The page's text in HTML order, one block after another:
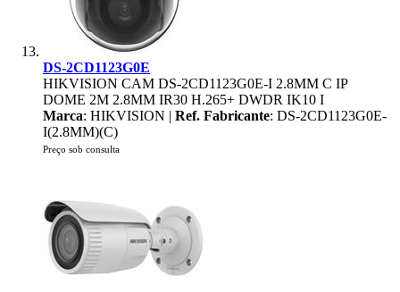
DS-2CD1123G0E
HIKVISION CAM DS-2CD1123G0E-I 2.8MM C IP
DOME 2M 2.8MM IR30 H.265+ DWDR IK10 I
Marca: HIKVISION | Ref. Fabricante: DS-2CD1123G0E-
I(2.8MM)(C)
Preço sob consulta